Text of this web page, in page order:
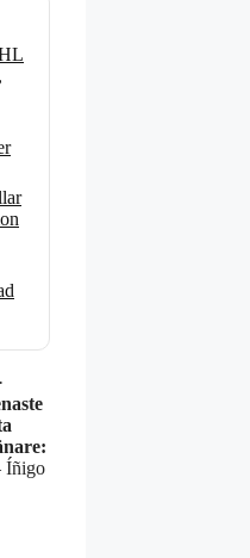
Íñigo